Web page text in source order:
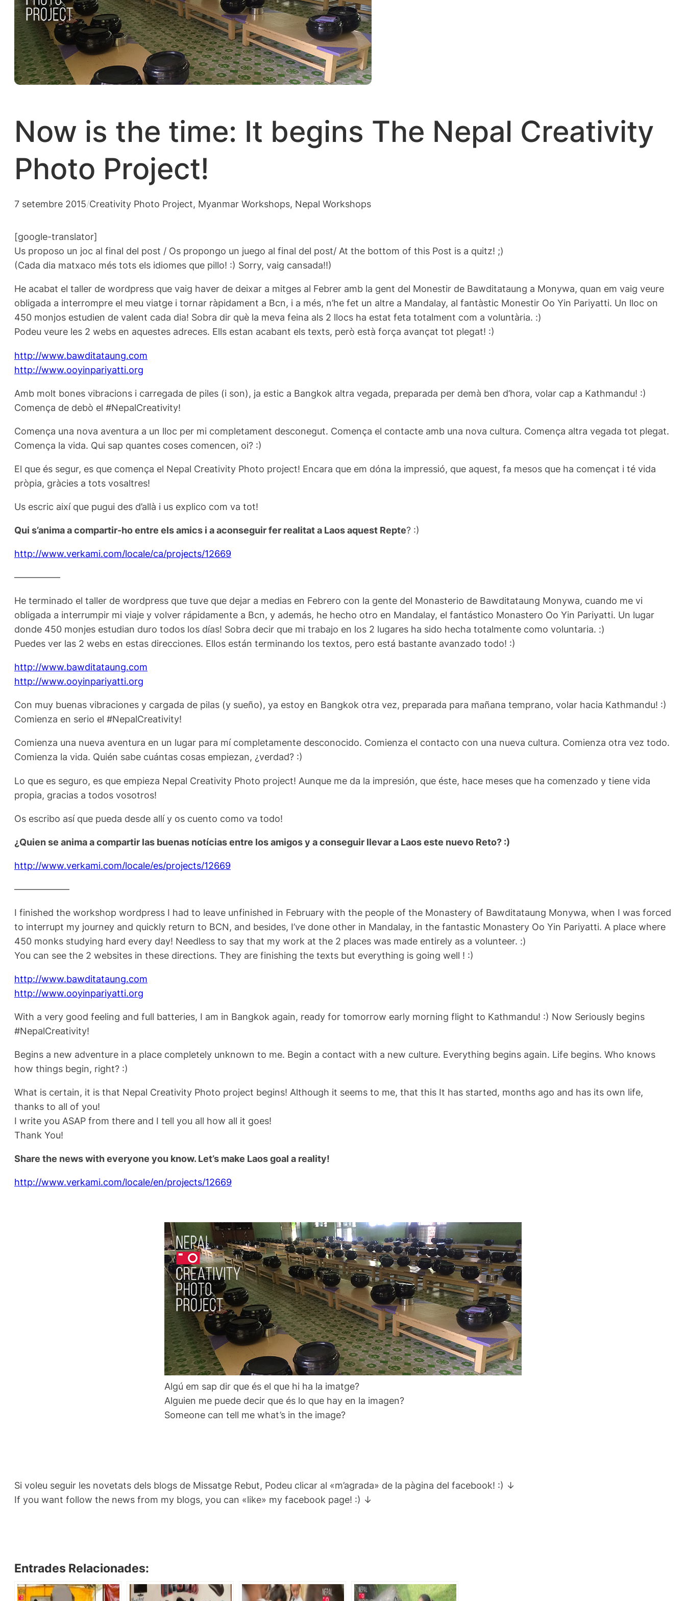
Now is the time: It begins The Nepal Creativity
Photo Project!
7 setembre 2015/Creativity Photo Project, Myanmar Workshops, Nepal Workshops
[google-translator]
Us proposo un joc al final del post / Os propongo un juego al final del post/ At the bottom of this Post is a quitz! ;)
(Cada dia matxaco més tots els idiomes que pillo! :) Sorry, vaig cansada!!)
He acabat el taller de wordpress que vaig haver de deixar a mitges al Febrer amb la gent del Monestir de Bawditataung a Monywa, quan em vaig veure
obligada a interrompre el meu viatge i tornar ràpidament a Bcn, i a més, n’he fet un altre a Mandalay, al fantàstic Monestir Oo Yin Pariyatti. Un lloc on
450 monjos estudien de valent cada dia! Sobra dir què la meva feina als 2 llocs ha estat feta totalment com a voluntària. :)
Podeu veure les 2 webs en aquestes adreces. Ells estan acabant els texts, però està força avançat tot plegat! :)
http://www.bawditataung.com
http://www.ooyinpariyatti.org
Amb molt bones vibracions i carregada de piles (i son), ja estic a Bangkok altra vegada, preparada per demà ben d’hora, volar cap a Kathmandu! :)
Comença de debò el #NepalCreativity!
Comença una nova aventura a un lloc per mi completament desconegut. Comença el contacte amb una nova cultura. Comença altra vegada tot plegat.
Comença la vida. Qui sap quantes coses comencen, oi? :)
El que és segur, es que comença el Nepal Creativity Photo project! Encara que em dóna la impressió, que aquest, fa mesos que ha començat i té vida
pròpia, gràcies a tots vosaltres!
Us escric així que pugui des d’allà i us explico com va tot!
Qui s’anima a compartir-ho entre els amics i a aconseguir fer realitat a Laos aquest Repte? :)
http://www.verkami.com/locale/ca/projects/12669
—————
He terminado el taller de wordpress que tuve que dejar a medias en Febrero con la gente del Monasterio de Bawditataung Monywa, cuando me vi
obligada a interrumpir mi viaje y volver rápidamente a Bcn, y además, he hecho otro en Mandalay, el fantástico Monastero Oo Yin Pariyatti. Un lugar
donde 450 monjes estudian duro todos los días! Sobra decir que mi trabajo en los 2 lugares ha sido hecha totalmente como voluntaria. :)
Puedes ver las 2 webs en estas direcciones. Ellos están terminando los textos, pero está bastante avanzado todo! :)
http://www.bawditataung.com
http://www.ooyinpariyatti.org
Con muy buenas vibraciones y cargada de pilas (y sueño), ya estoy en Bangkok otra vez, preparada para mañana temprano, volar hacia Kathmandu! :)
Comienza en serio el #NepalCreativity!
Comienza una nueva aventura en un lugar para mí completamente desconocido. Comienza el contacto con una nueva cultura. Comienza otra vez todo.
Comienza la vida. Quién sabe cuántas cosas empiezan, ¿verdad? :)
Lo que es seguro, es que empieza Nepal Creativity Photo project! Aunque me da la impresión, que éste, hace meses que ha comenzado y tiene vida
propia, gracias a todos vosotros!
Os escribo así que pueda desde allí y os cuento como va todo!
¿Quien se anima a compartir las buenas notícias entre los amigos y a conseguir llevar a Laos este nuevo Reto? :)
http://www.verkami.com/locale/es/projects/12669
——————
I finished the workshop wordpress I had to leave unfinished in February with the people of the Monastery of Bawditataung Monywa, when I was forced
to interrupt my journey and quickly return to BCN, and besides, I’ve done other in Mandalay, in the fantastic Monastery Oo Yin Pariyatti. A place where
450 monks studying hard every day! Needless to say that my work at the 2 places was made entirely as a volunteer. :)
You can see the 2 websites in these directions. They are finishing the texts but everything is going well ! :)
http://www.bawditataung.com
http://www.ooyinpariyatti.org
With a very good feeling and full batteries, I am in Bangkok again, ready for tomorrow early morning flight to Kathmandu! :) Now Seriously begins
#NepalCreativity!
Begins a new adventure in a place completely unknown to me. Begin a contact with a new culture. Everything begins again. Life begins. Who knows
how things begin, right? :)
What is certain, it is that Nepal Creativity Photo project begins! Although it seems to me, that this It has started, months ago and has its own life,
thanks to all of you!
I write you ASAP from there and I tell you all how all it goes!
Thank You!
Share the news with everyone you know. Let’s make Laos goal a reality!
http://www.verkami.com/locale/en/projects/12669
Algú em sap dir que és el que hi ha la imatge?
Alguien me puede decir que és lo que hay en la imagen?
Someone can tell me what’s in the image?
Si voleu seguir les novetats dels blogs de Missatge Rebut, Podeu clicar al «m’agrada» de la pàgina del facebook! :) ↓
If you want follow the news from my blogs, you can «like» my facebook page! :) ↓
Entrades Relacionades: